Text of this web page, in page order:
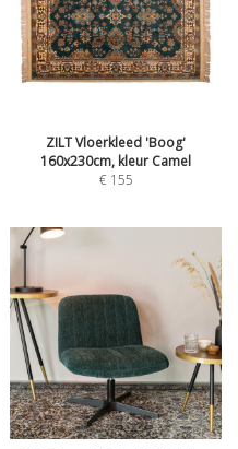
ZILT Vloerkleed 'Boog'
160x230cm, kleur Camel
€ 155